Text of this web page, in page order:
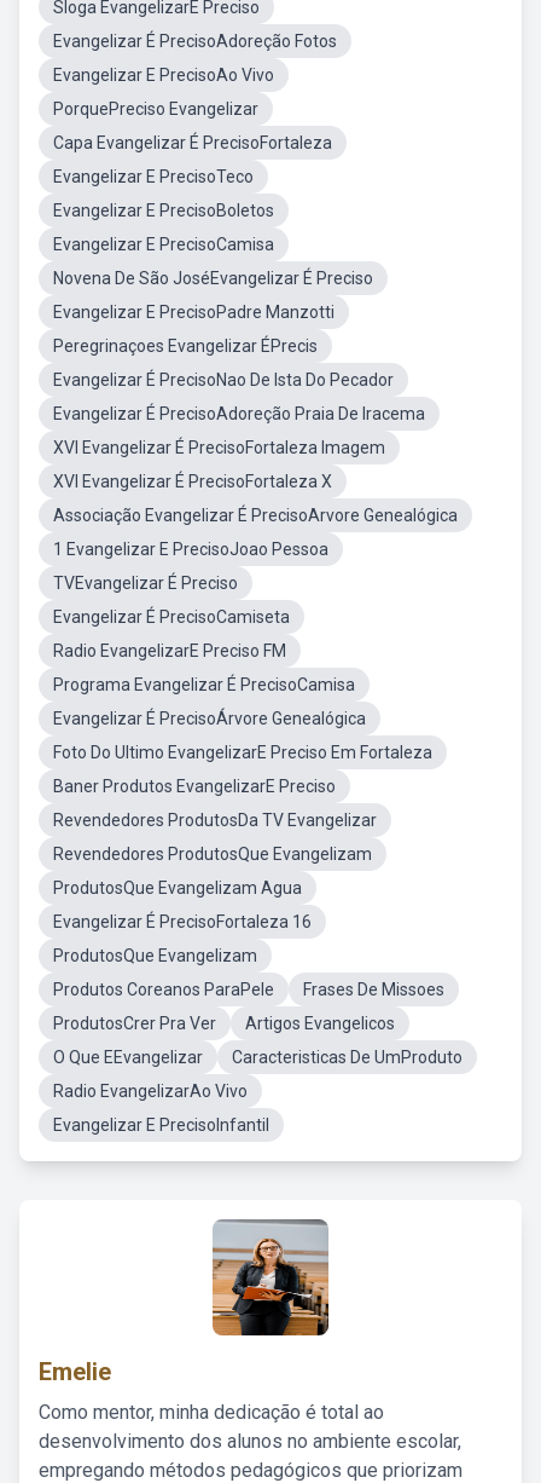
Sloga EvangelizarE Preciso
Evangelizar É PrecisoAdoreção Fotos
Evangelizar E PrecisoAo Vivo
PorquePreciso Evangelizar
Capa Evangelizar É PrecisoFortaleza
Evangelizar E PrecisoTeco
Evangelizar E PrecisoBoletos
Evangelizar E PrecisoCamisa
Novena De São JoséEvangelizar É Preciso
Evangelizar E PrecisoPadre Manzotti
Peregrinaçoes Evangelizar ÉPrecis
Evangelizar É PrecisoNao De Ista Do Pecador
Evangelizar É PrecisoAdoreção Praia De Iracema
XVI Evangelizar É PrecisoFortaleza Imagem
XVI Evangelizar É PrecisoFortaleza X
Associação Evangelizar É PrecisoArvore Genealógica
1 Evangelizar E PrecisoJoao Pessoa
TVEvangelizar É Preciso
Evangelizar É PrecisoCamiseta
Radio EvangelizarE Preciso FM
Programa Evangelizar É PrecisoCamisa
Evangelizar É PrecisoÁrvore Genealógica
Foto Do Ultimo EvangelizarE Preciso Em Fortaleza
Baner Produtos EvangelizarE Preciso
Revendedores ProdutosDa TV Evangelizar
Revendedores ProdutosQue Evangelizam
ProdutosQue Evangelizam Agua
Evangelizar É PrecisoFortaleza 16
ProdutosQue Evangelizam
Produtos Coreanos ParaPele
Frases De Missoes
ProdutosCrer Pra Ver
Artigos Evangelicos
O Que EEvangelizar
Caracteristicas De UmProduto
Radio EvangelizarAo Vivo
Evangelizar E PrecisoInfantil
Emelie
Como mentor, minha dedicação é total ao
desenvolvimento dos alunos no ambiente escolar,
empregando métodos pedagógicos que priorizam